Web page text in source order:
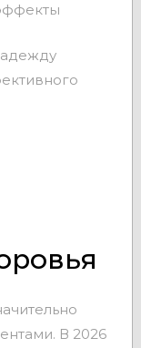
В 2026